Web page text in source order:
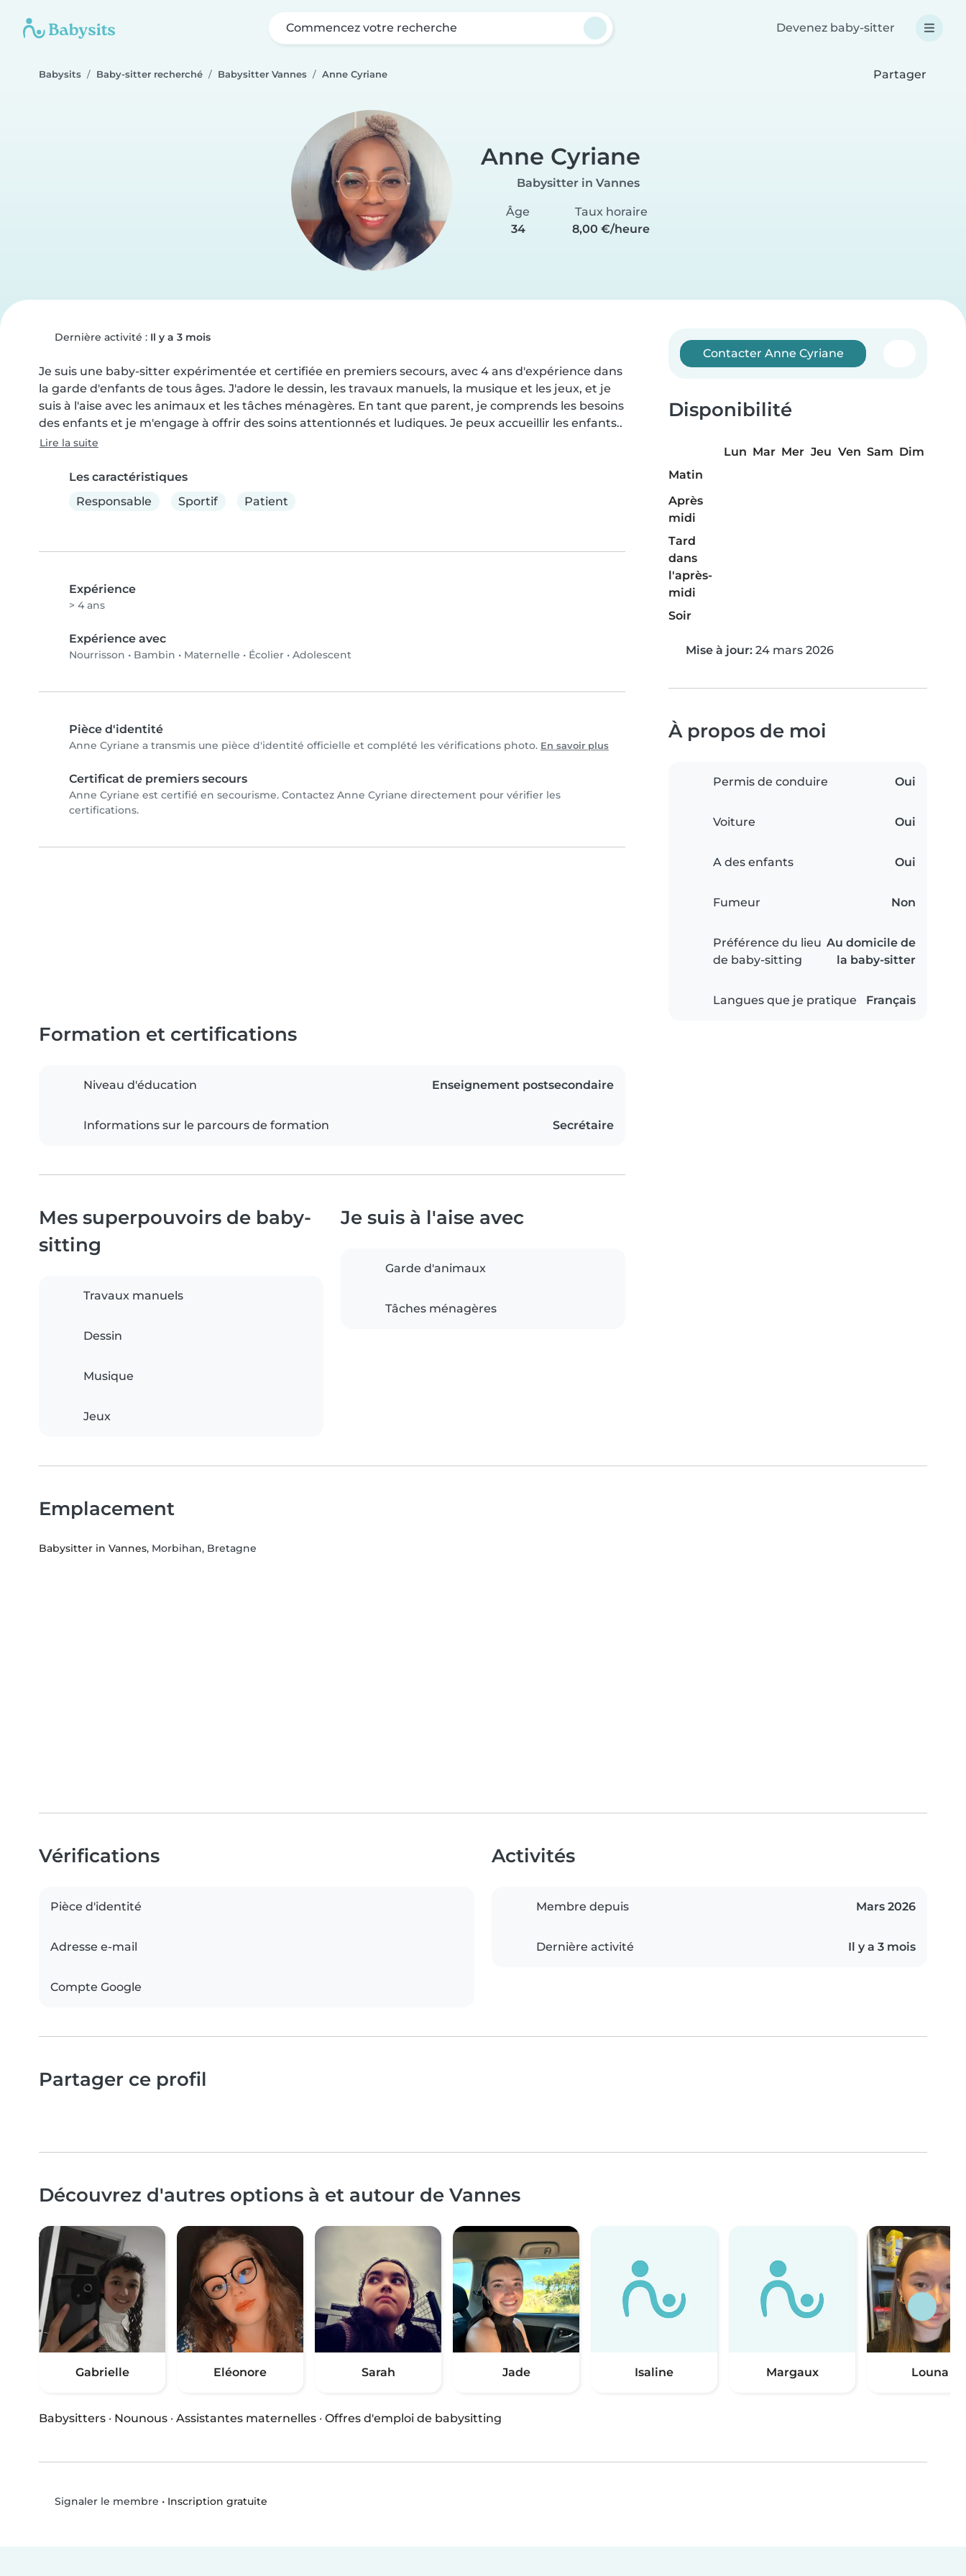
Commencez votre recherche Devenez baby-sitter
Babysits Baby-sitter recherché Babysitter Vannes Anne Cyriane Partager
Anne Cyriane
Babysitter in Vannes
Âge
34
Taux horaire
8,00 €/heure
Dernière activité : Il y a 3 mois
Je suis une baby-sitter expérimentée et certifiée en premiers secours, avec 4 ans d'expérience dans
la garde d'enfants de tous âges. J'adore le dessin, les travaux manuels, la musique et les jeux, et je
suis à l'aise avec les animaux et les tâches ménagères. En tant que parent, je comprends les besoins
des enfants et je m'engage à offrir des soins attentionnés et ludiques. Je peux accueillir les enfants..
Lire la suite
Les caractéristiques
Responsable
Sportif Patient
Expérience
> 4 ans
Expérience avec
Nourrisson • Bambin • Maternelle • Écolier • Adolescent
Pièce d'identité
Anne Cyriane a transmis une pièce d'identité officielle et complété les vérifications photo. En savoir plus
Certificat de premiers secours
Anne Cyriane est certifié en secourisme. Contactez Anne Cyriane directement pour vérifier les
certifications.
Contacter Anne Cyriane
Disponibilité
Lun Mar Mer Jeu Ven Sam Dim
Matin
Après
midi
Tard
dans
l'après-
midi
Soir
Mise à jour: 24 mars 2026
À propos de moi
Permis de conduire Oui
Voiture Oui
A des enfants Oui
Fumeur Non
Préférence du lieu
de baby-sitting
Au domicile de
la baby-sitter
Langues que je pratique Français
Formation et certifications
Niveau d'éducation Enseignement postsecondaire
Informations sur le parcours de formation Secrétaire
Mes superpouvoirs de baby-
sitting
Travaux manuels
Dessin
Musique
Jeux
Je suis à l'aise avec
Garde d'animaux
Tâches ménagères
Emplacement
Babysitter in Vannes, Morbihan, Bretagne
Vérifications
Pièce d'identité
Adresse e-mail
Compte Google
Activités
Membre depuis Mars 2026
Dernière activité Il y a 3 mois
Partager ce profil
Découvrez d'autres options à et autour de Vannes
Gabrielle Eléonore Sarah Jade Isaline Margaux Louna
Babysitters · Nounous · Assistantes maternelles · Offres d'emploi de babysitting
Signaler le membre • Inscription gratuite